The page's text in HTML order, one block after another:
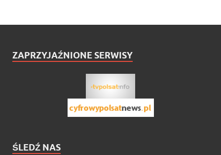
ZAPRZYJAŹNIONE SERWISY
ŚLEDŹ NAS